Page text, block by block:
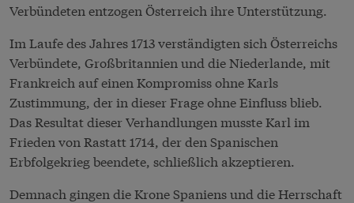
Verbündeten entzogen Österreich ihre Unterstützung.
Im Laufe des Jahres 1713 verständigten sich Österreichs
Verbündete, Großbritannien und die Niederlande, mit
Frankreich auf einen Kompromiss ohne Karls
Zustimmung, der in dieser Frage ohne Einfluss blieb.
Das Resultat dieser Verhandlungen musste Karl im
Frieden von Rastatt 1714, der den Spanischen
Erbfolgekrieg beendete, schließlich akzeptieren.
Demnach gingen die Krone Spaniens und die Herrschaft